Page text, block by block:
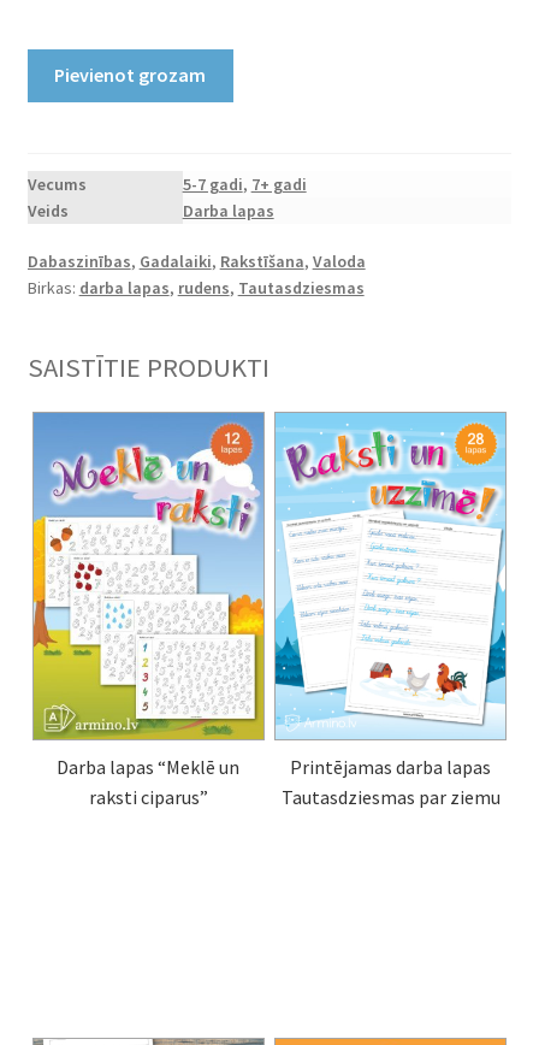
par
rudeni
Pievienot grozam
Vecums 5-7 gadi, 7+ gadi
Veids
Darba lapas
Dabaszinības, Gadalaiki, Rakstīšana, Valoda
Birkas: darba lapas, rudens, Tautasdziesmas
SAISTĪTIE PRODUKTI
Darba lapas “Meklē un
raksti ciparus”
Printējamas darba lapas
Tautasdziesmas par ziemu